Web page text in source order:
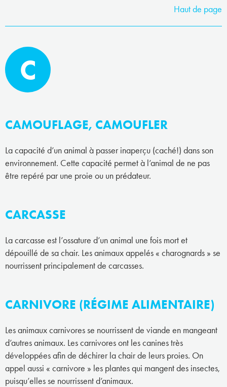
Haut de page
C
CAMOUFLAGE, CAMOUFLER
La capacité d’un animal à passer inaperçu (caché!) dans son
environnement. Cette capacité permet à l’animal de ne pas
être repéré par une proie ou un prédateur.
CARCASSE
La carcasse est l’ossature d’un animal une fois mort et
dépouillé de sa chair. Les animaux appelés « charognards » se
nourrissent principalement de carcasses.
CARNIVORE (RÉGIME ALIMENTAIRE)
Les animaux carnivores se nourrissent de viande en mangeant
d’autres animaux. Les carnivores ont les canines très
développées afin de déchirer la chair de leurs proies. On
appel aussi « carnivore » les plantes qui mangent des insectes,
puisqu’elles se nourrissent d’animaux.